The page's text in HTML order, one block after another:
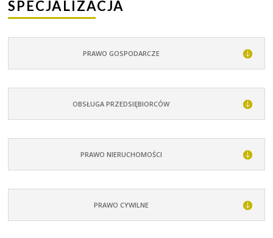
SPECJALIZACJA
PRAWO GOSPODARCZE
OBSŁUGA PRZEDSIĘBIORCÓW
PRAWO NIERUCHOMOŚCI
PRAWO CYWILNE